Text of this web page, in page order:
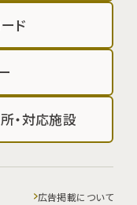
ド
・対応施設
広告掲載について